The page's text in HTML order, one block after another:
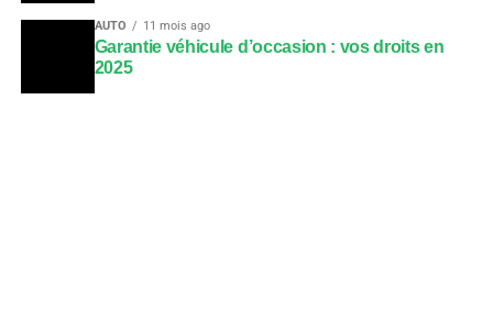
AUTO 11 mois ago
Garantie véhicule d’occasion : vos droits en
2025